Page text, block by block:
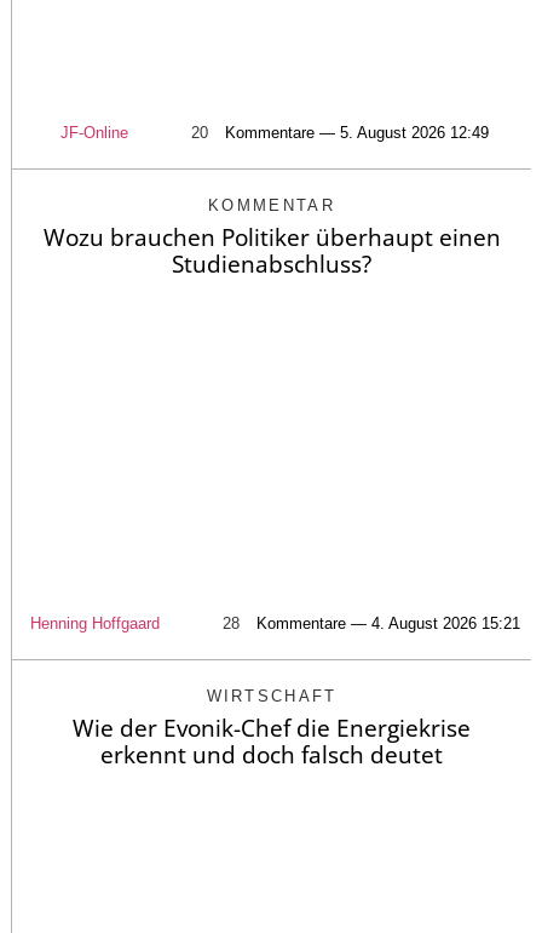
JF-Online 20 Kommentare — 5. August 2026 12:49
KOMMENTAR
Wozu brauchen Politiker überhaupt einen
Studienabschluss?
Henning Hoffgaard 28 Kommentare — 4. August 2026 15:21
WIRTSCHAFT
Wie der Evonik-Chef die Energiekrise
erkennt und doch falsch deutet